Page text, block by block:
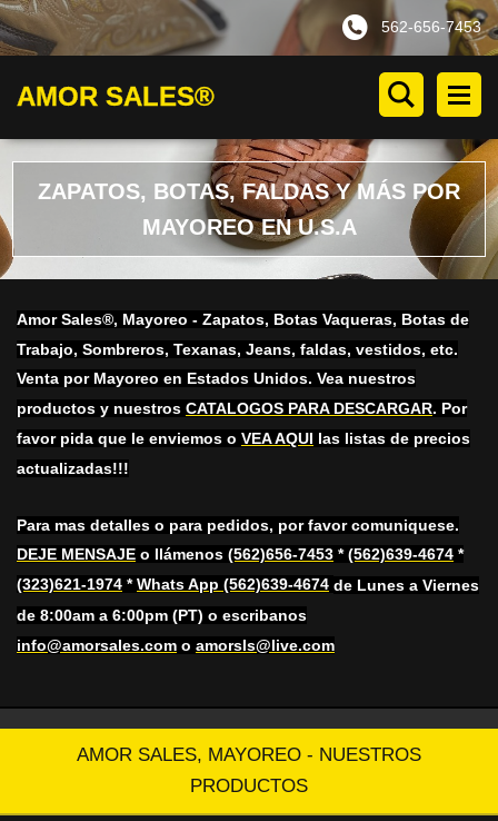
562-656-7453
AMOR SALES®
ZAPATOS, BOTAS, FALDAS Y MÁS POR
MAYOREO EN U.S.A
Amor Sales®, Mayoreo - Zapatos, Botas Vaqueras, Botas de
Trabajo, Sombreros, Texanas, Jeans, faldas, vestidos, etc.
Venta por Mayoreo en Estados Unidos. Vea nuestros
productos y nuestros CATALOGOS PARA DESCARGAR. Por
favor pida que le enviemos o VEA AQUI las listas de precios
actualizadas!!!
Para mas detalles o para pedidos, por favor comuniquese.
DEJE MENSAJE o llámenos (562)656-7453 *(562)639-4674 *
(323)621-1974 *Whats App (562)639-4674 de Lunes a Viernes
de 8:00am a 6:00pm (PT) o escribanos
info@amorsales.com o amorsls@live.com
AMOR SALES, MAYOREO - NUESTROS
PRODUCTOS